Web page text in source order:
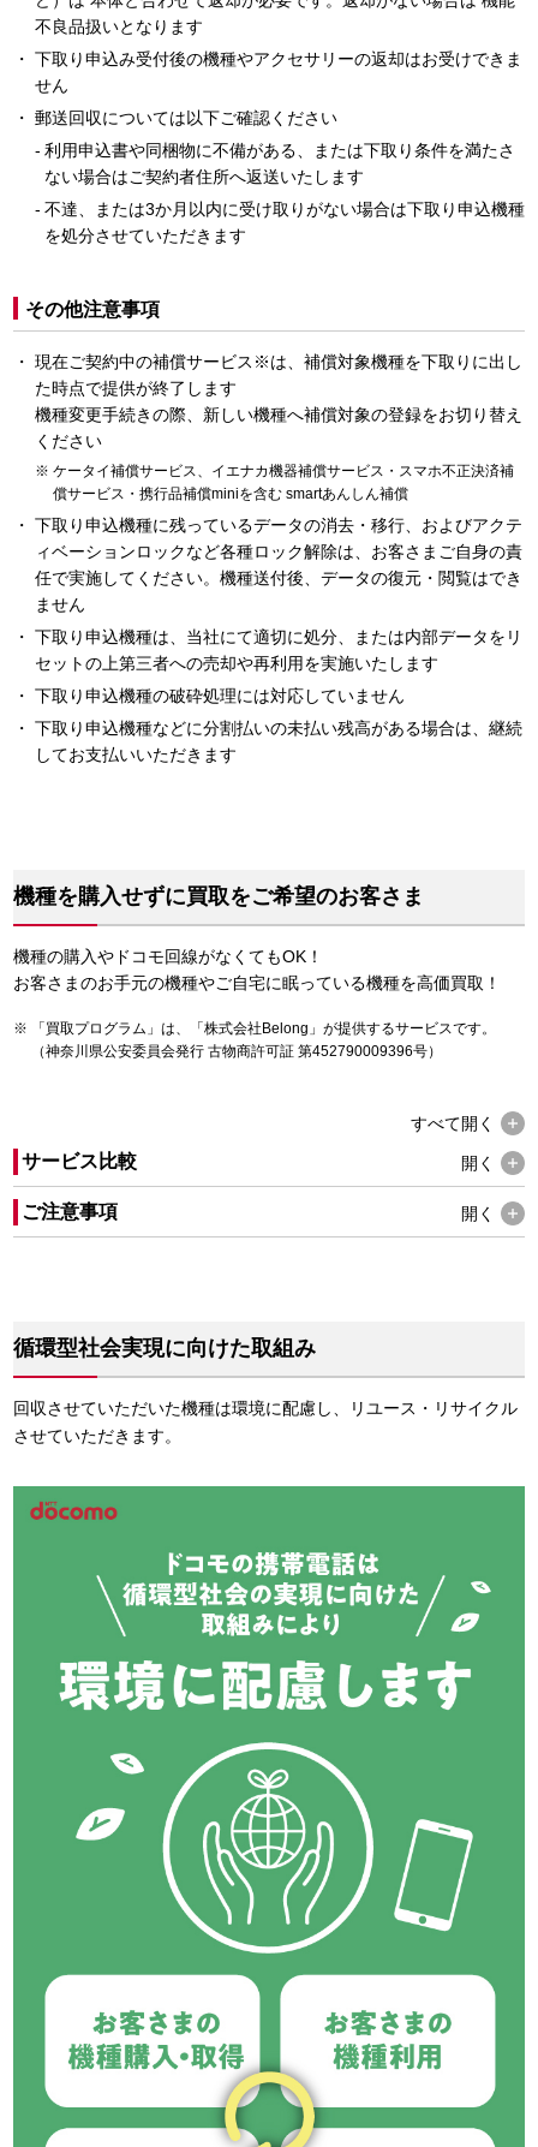
不良品扱いとなります
下取り申込み受付後の機種やアクセサリーの返却はお受けできま
せん
郵送回収については以下ご確認ください
利用申込書や同梱物に不備がある、または下取り条件を満たさ
ない場合はご契約者住所へ返送いたします
不達、または3か月以内に受け取りがない場合は下取り申込機種
を処分させていただきます
その他注意事項
現在ご契約中の補償サービス※は、補償対象機種を下取りに出し
た時点で提供が終了します
機種変更手続きの際、新しい機種へ補償対象の登録をお切り替え
ください
ケータイ補償サービス、イエナカ機器補償サービス・スマホ不正決済補
償サービス・携行品補償miniを含む smartあんしん補償
下取り申込機種に残っているデータの消去・移行、およびアクテ
ィベーションロックなど各種ロック解除は、お客さまご自身の責
任で実施してください。機種送付後、データの復元・閲覧はでき
ません
下取り申込機種は、当社にて適切に処分、または内部データをリ
セットの上第三者への売却や再利用を実施いたします
下取り申込機種の破砕処理には対応していません
下取り申込機種などに分割払いの未払い残高がある場合は、継続
してお支払いいただきます
機種を購入せずに買取をご希望のお客さま
機種の購入やドコモ回線がなくてもOK！
お客さまのお手元の機種やご自宅に眠っている機種を高価買取！
「買取プログラム」は、「株式会社Belong」が提供するサービスです。
（神奈川県公安委員会発行 古物商許可証 第452790009396号）
すべて開く
サービス比較 開く
ご注意事項 開く
循環型社会実現に向けた取組み
回収させていただいた機種は環境に配慮し、リユース・リサイクル
させていただきます。